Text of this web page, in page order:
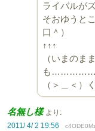
ライバル
そおゆうと
口＾）
↑↑↑
（いまのま
も
（＞＿＜）
名無し様 より:
2011/ 4/ 2 19:56